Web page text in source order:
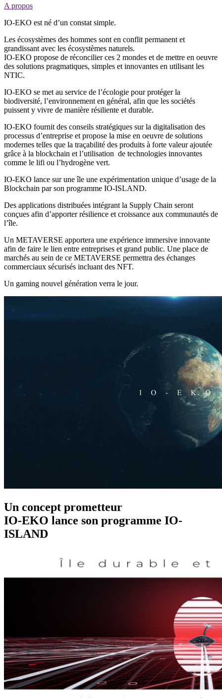
A propos
IO-EKO est né d’un constat simple.
Les écosystèmes des hommes sont en conflit permanent et
grandissant avec les écosystèmes naturels.
IO-EKO propose de réconcilier ces 2 mondes et de mettre en oeuvre
des solutions pragmatiques, simples et innovantes en utilisant les
NTIC.
IO-EKO se met au service de l’écologie pour protéger la
biodiversité, l’environnement en général, afin que les sociétés
puissent y vivre de manière résiliente et durable.
IO-EKO fournit des conseils stratégiques sur la digitalisation des
processus d’entreprise et propose la mise en oeuvre de solutions
modernes telles que la traçabilité des produits à forte valeur ajoutée
grâce à la blockchain et l’utilisation de technologies innovantes
comme le lifi ou l’hydrogène vert.
IO-EKO lance sur une île une expérimentation unique d’usage de la
Blockchain par son programme IO-ISLAND.
Des applications distribuées intégrant la Supply Chain seront
conçues afin d’apporter résilience et croissance aux communautés de
l’île.
Un METAVERSE apportera une expérience immersive innovante
afin de faire le lien entre entreprises et grand public. Une place de
marchés au sein de ce METAVERSE permettra des échanges
commerciaux sécurisés incluant des NFT.
Un gaming nouvel génération verra le jour.
Un concept prometteur
IO-EKO lance son programme IO-
ISLAND